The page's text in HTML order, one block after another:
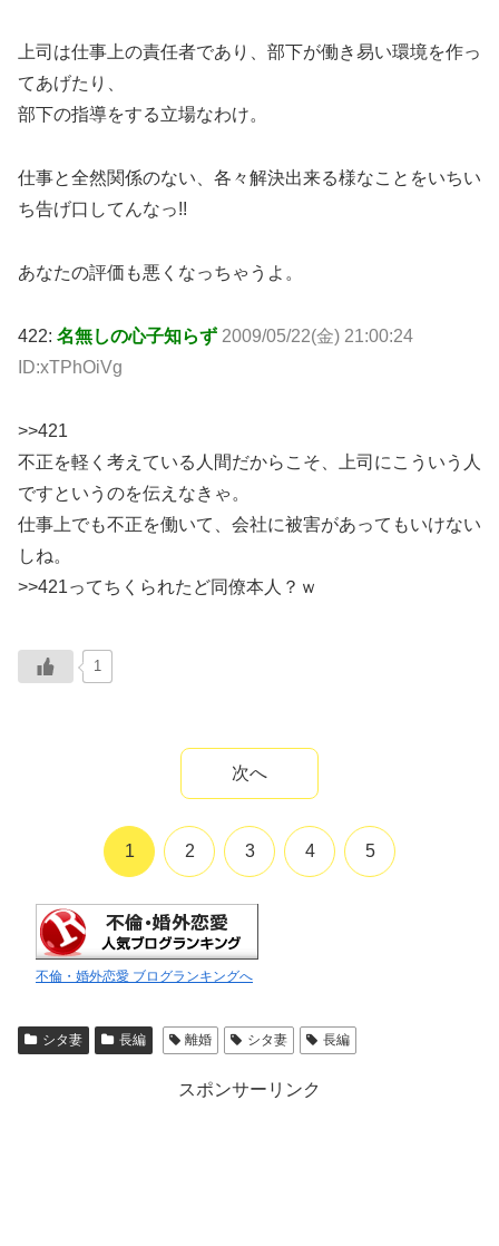
上司は仕事上の責任者であり、部下が働き易い環境を作っ
てあげたり、
部下の指導をする立場なわけ。
仕事と全然関係のない、各々解決出来る様なことをいちい
ち告げ口してんなっ!!
あなたの評価も悪くなっちゃうよ。
422: 名無しの心子知らず 2009/05/22(金) 21:00:24
ID:xTPhOiVg
>>421
不正を軽く考えている人間だからこそ、上司にこういう人
ですというのを伝えなきゃ。
仕事上でも不正を働いて、会社に被害があってもいけない
しね。
>>421ってちくられたど同僚本人？ｗ
1
次へ
1 2 3 4 5
不倫・婚外恋愛 ブログランキングへ
シタ妻 長編 離婚 シタ妻 長編
スポンサーリンク